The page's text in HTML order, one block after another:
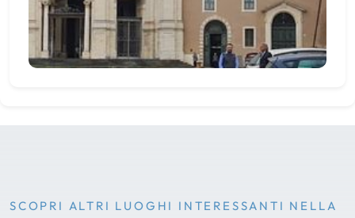
SCOPRI ALTRI LUOGHI INTERESSANTI NELLA